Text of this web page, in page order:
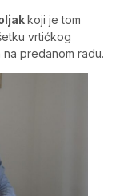
koji je tom
vrtićkog
predanom radu.